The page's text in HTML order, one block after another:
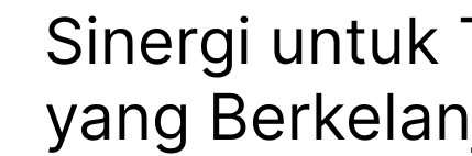
Sinergi untuk
yang